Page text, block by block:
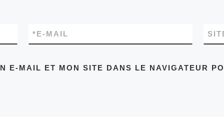
E-MAIL
*
E-MAIL ET MON SITE DANS LE NAVIGATEUR